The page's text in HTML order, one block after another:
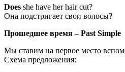
Does she have her hair cut?
Она подстригает свои волосы?
Прошедшее время –Past Simple
Мы ставим на первое место
Схема предложения: